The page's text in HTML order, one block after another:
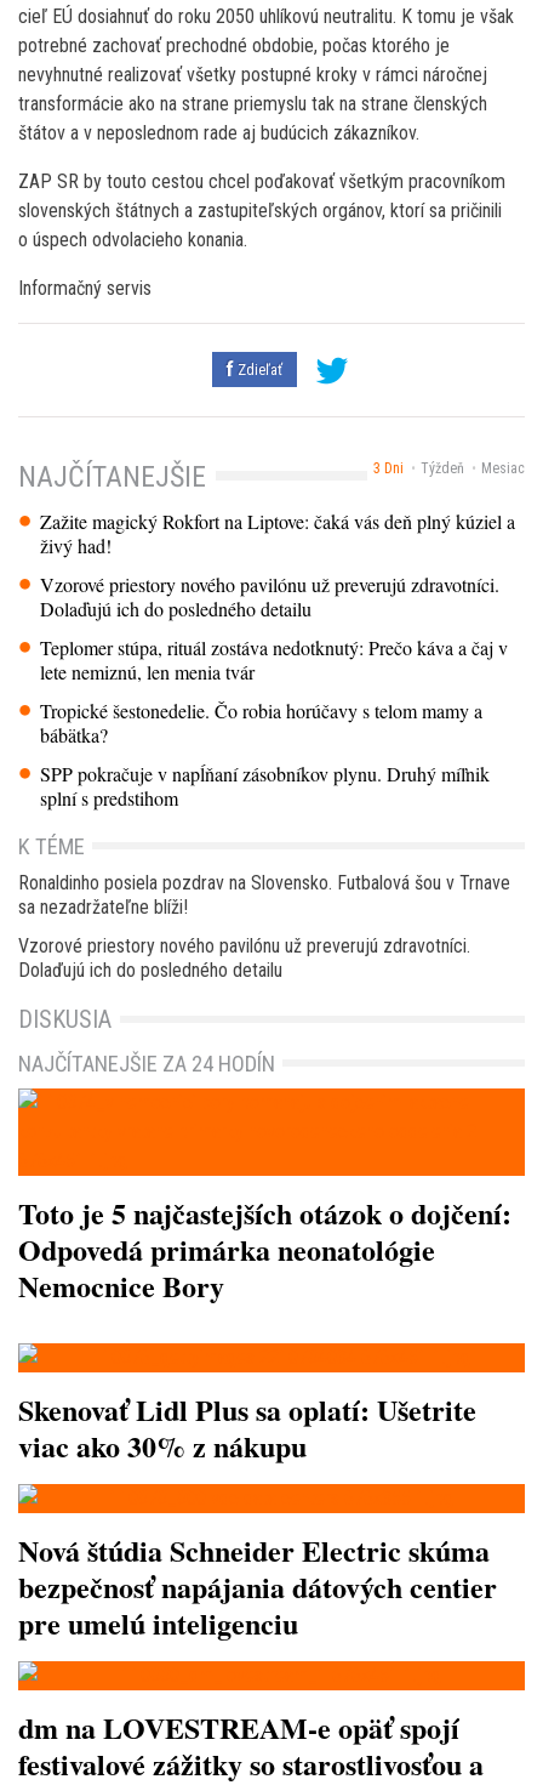
cieľ EÚ dosiahnuť do roku 2050 uhlíkovú neutralitu. K tomu je však
potrebné zachovať prechodné obdobie, počas ktorého je
nevyhnutné realizovať všetky postupné kroky v rámci náročnej
transformácie ako na strane priemyslu tak na strane členských
štátov a v neposlednom rade aj budúcich zákazníkov.
ZAP SR by touto cestou chcel poďakovať všetkým pracovníkom
slovenských štátnych a zastupiteľských orgánov, ktorí sa pričinili
o úspech odvolacieho konania.
Informačný servis
Zdieľať
3 Dni Týždeň Mesiac
NAJČÍTANEJŠIE
Zažite magický Rokfort na Liptove: čaká vás deň plný kúziel a
živý had!
Vzorové priestory nového pavilónu už preverujú zdravotníci.
Dolaďujú ich do posledného detailu
Teplomer stúpa, rituál zostáva nedotknutý: Prečo káva a čaj v
lete nemiznú, len menia tvár
Tropické šestonedelie. Čo robia horúčavy s telom mamy a
bábätka?
SPP pokračuje v napĺňaní zásobníkov plynu. Druhý míľnik
splní s predstihom
K TÉME
Ronaldinho posiela pozdrav na Slovensko. Futbalová šou v Trnave
sa nezadržateľne blíži!
Vzorové priestory nového pavilónu už preverujú zdravotníci.
Dolaďujú ich do posledného detailu
DISKUSIA
NAJČÍTANEJŠIE ZA 24 HODÍN
Toto je 5 najčastejších otázok o dojčení:
Odpovedá primárka neonatológie
Nemocnice Bory
Skenovať Lidl Plus sa oplatí: Ušetrite
viac ako 30% z nákupu
Nová štúdia Schneider Electric skúma
bezpečnosť napájania dátových centier
pre umelú inteligenciu
dm na LOVESTREAM-e opäť spojí
festivalové zážitky so starostlivosťou a